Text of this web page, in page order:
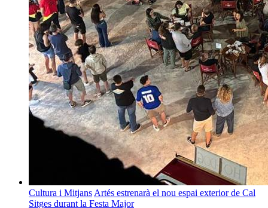
Cultura i Mitjans Artés estrenarà el nou espai exterior de Cal
Sitges durant la Festa Major